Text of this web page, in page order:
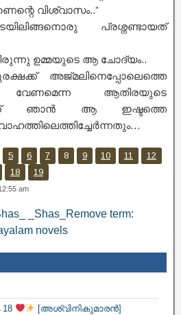
വിശ്വാസം..”
പ്രശ്നണ്ടായത്
ഉമ്മയുടെ ആ ചോദ്യം..
അജ്മലിനെപ്പോലെത്തെ
ആതിരയുടെ
ഞാൻ ആ ഇഷ്ടത്തെ
5 6 7 8 9 10 11
12
18 19
am
_Shas_Remove term:
novels
[അശ്വിനികുമാരൻ]